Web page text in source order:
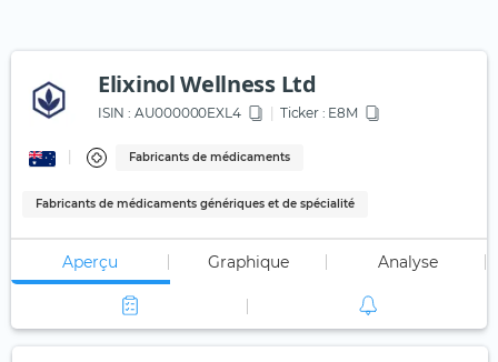
Elixinol Wellness Ltd
ISIN : AU000000EXL4 Ticker : E8M
Fabricants de médicaments
Fabricants de médicaments génériques et de spécialité
Aperçu Graphique Analyse